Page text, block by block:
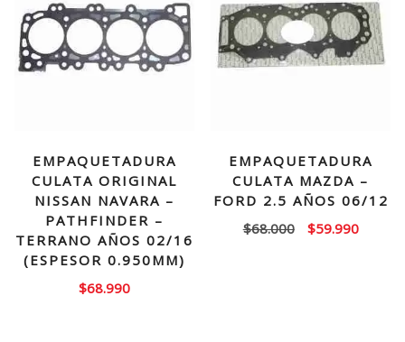
EMPAQUETADURA
CULATA ORIGINAL
NISSAN NAVARA –
PATHFINDER –
TERRANO AÑOS 02/16
(ESPESOR 0.950MM)
$68.990
EMPAQUETADURA
CULATA MAZDA –
FORD 2.5 AÑOS 06/12
$68.000
El
$59.990El